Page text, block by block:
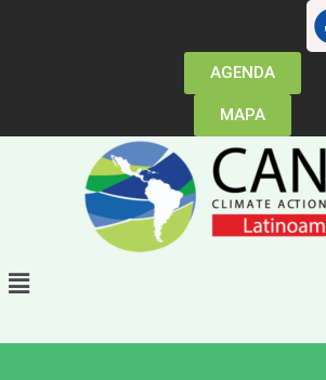
AGENDA
MAPA